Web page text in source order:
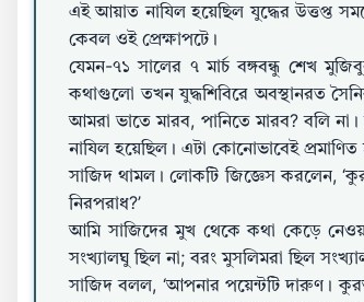
এই আয়াত নাযিল হয়েছিল যুদ্ধের উত্তপ্ত
কেবল ওই প্রেক্ষাপটে।
যেমন-৭১ সালের ৭ মার্চ বঙ্গবন্ধু শেখ
কথাগুলো তখন যুদ্ধশিবিরে অবস্থানরত
আমরা ভাতে মারব, পানিতে মারব? বলি
নাযিল হয়েছিল। এটা কোনোভাবেই
সাজিদ থামল। লোকটি জিজ্ঞেস করলেন,
নিরপরাধ?’
আমি সাজিদের মুখ থেকে কথা কেড়ে
সংখ্যালঘু ছিল না; বরং মুসলিমরা ছিল
সাজিদ বলল, ‘আপনার পয়েন্টটি দারুণ।